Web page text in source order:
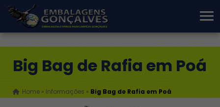
Big Bag de Rafia em Poá
Home » Informações » Big Bag de Rafia em Poá